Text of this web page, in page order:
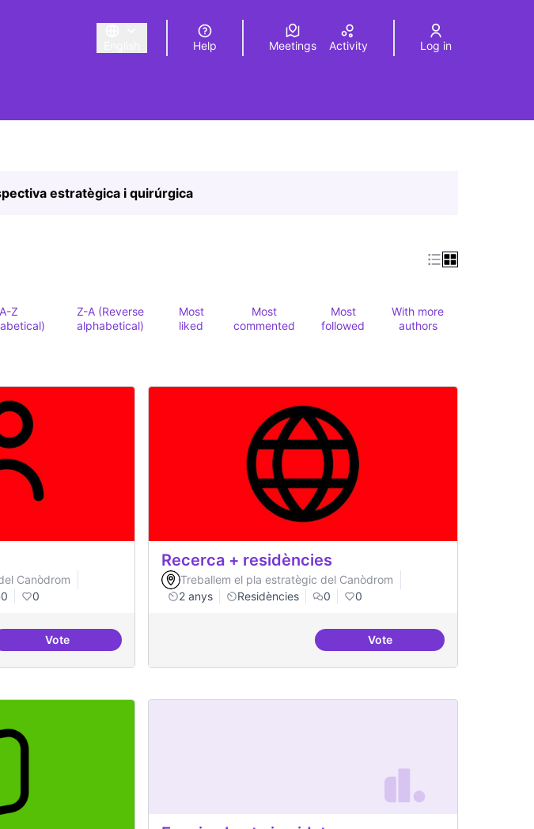
Triar la llengua Elegir el idiomaChoose language
Help Meetings Activity Log in
estratègica i quirúrgica
A-Z
Z-A (Reverse
alphabetical)
Most
liked
Most
commented
Most
followed
With more
authors
Canòdrom
0 0
VoteResidències d'èxit
Recerca + residències
Treballem el pla estratègic del Canòdrom
2 anys
Residències 0 0
VoteRecerca + residències